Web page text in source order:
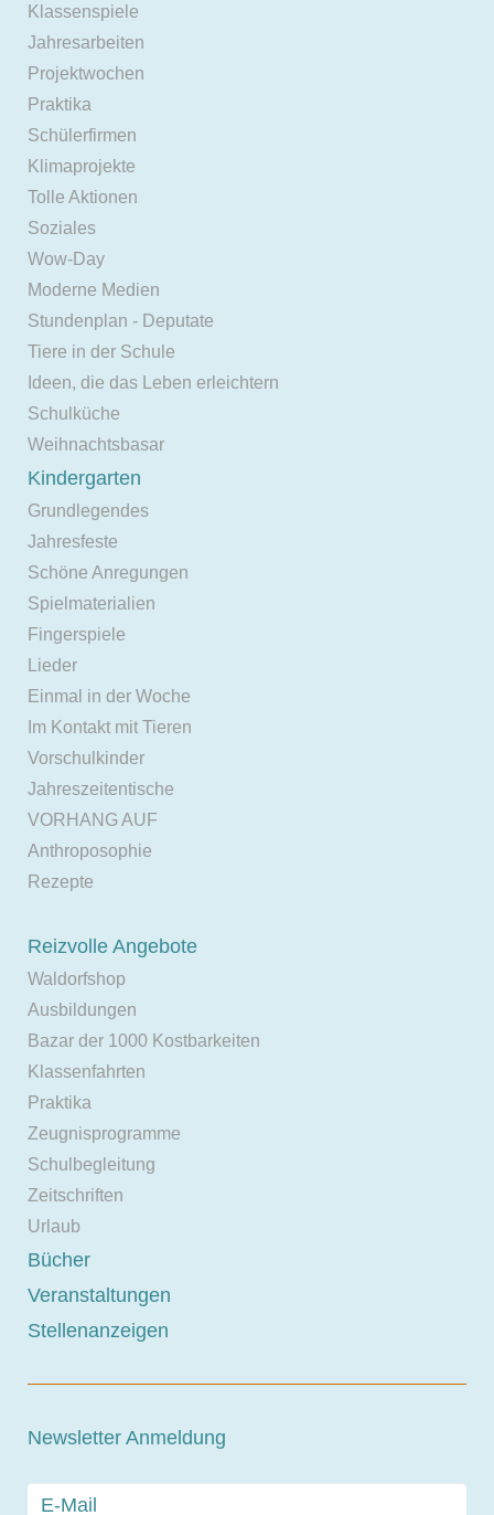
Klassenspiele
Jahresarbeiten
Projektwochen
Praktika
Schülerfirmen
Klimaprojekte
Tolle Aktionen
Soziales
Wow-Day
Moderne Medien
Stundenplan - Deputate
Tiere in der Schule
Ideen, die das Leben erleichtern
Schulküche
Weihnachtsbasar
Kindergarten
Grundlegendes
Jahresfeste
Schöne Anregungen
Spielmaterialien
Fingerspiele
Lieder
Einmal in der Woche
Im Kontakt mit Tieren
Vorschulkinder
Jahreszeitentische
VORHANG AUF
Anthroposophie
Rezepte
Reizvolle Angebote
Waldorfshop
Ausbildungen
Bazar der 1000 Kostbarkeiten
Klassenfahrten
Praktika
Zeugnisprogramme
Schulbegleitung
Zeitschriften
Urlaub
Bücher
Veranstaltungen
Stellenanzeigen
Newsletter Anmeldung